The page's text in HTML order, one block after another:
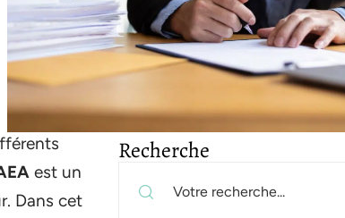
est un
Dans cet
Recherche